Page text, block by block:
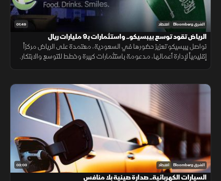
01:49 الشرق Bloomberg اقتصاد
الرياض تقود توسع بيبسيكو.. واستثمارات بـ9 مليارات ريال
تواصل بيبسيكو تعزيز حضورها في السعودية، معتمدة على الرياض مركزاً
إقليمياً لإدارة أعمالها، مدعومة باستثمارات كبيرة وخطط للتوسع والابتكار.
03:03 الشرق Bloomberg اقتصاد
السيارات الكهربائية.. صدارة صينية بلا منافس